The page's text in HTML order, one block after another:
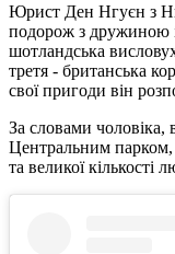
Юрист Ден Нгуєн з
подорож з дружиною
шотландська
третя - британська
свої пригоди він
За словами
Центральним парком,
та великої кількості